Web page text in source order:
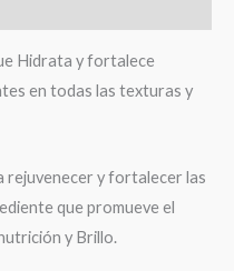
Hidrata y fortalece
en todas las texturas y
rejuvenecer y fortalecer las
que promueve el
y Brillo.